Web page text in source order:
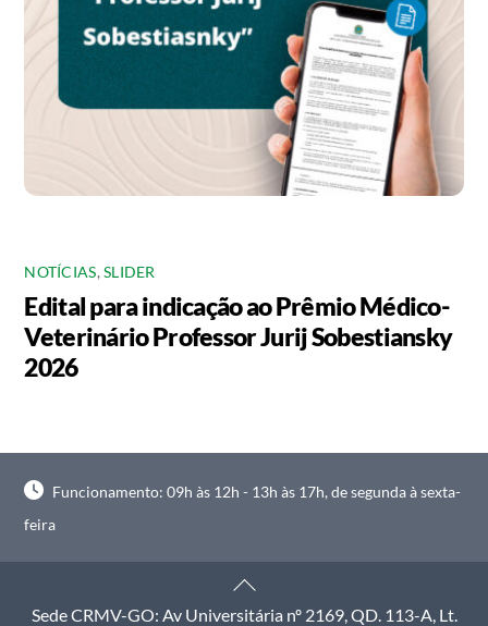
NOTÍCIAS,SLIDER
Edital para indicação ao Prêmio Médico-
Veterinário Professor Jurij Sobestiansky
2026
Funcionamento: 09h às 12h - 13h às 17h, de segunda à sexta-
feira
Back
To
Sede CRMV-GO: Av Universitária nº 2169, QD. 113-A, Lt.